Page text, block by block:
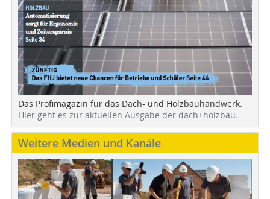
Das Profimagazin für das Dach- und Holzbauhandwerk.
Hier geht es zur aktuellen Ausgabe der dach+holzbau.
Weitere Medien und Kanäle